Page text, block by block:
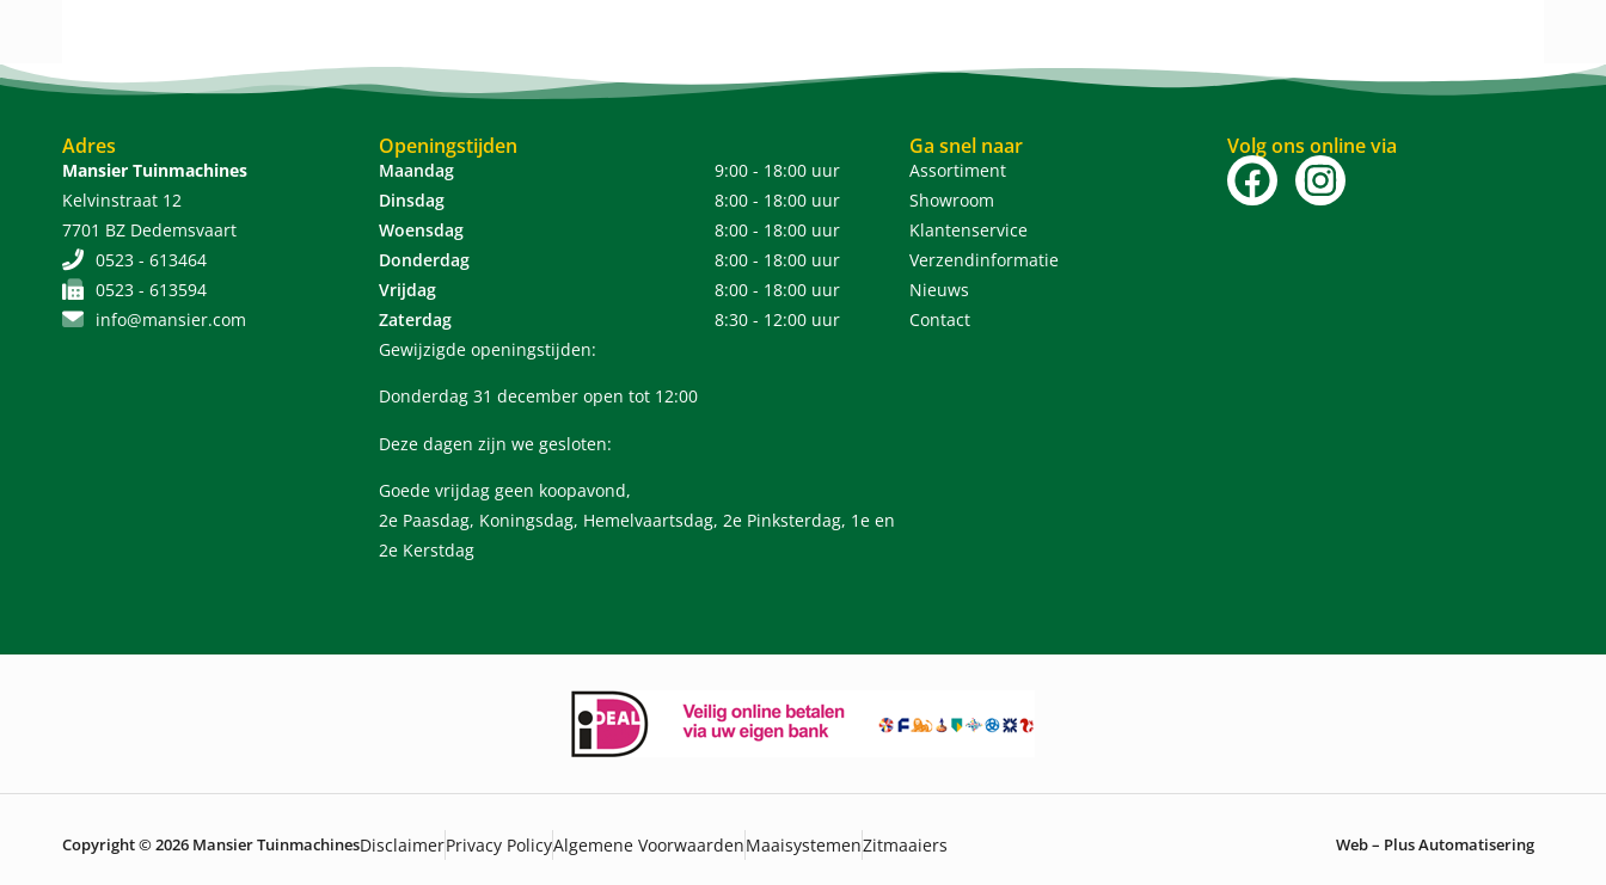
Adres
Mansier Tuinmachines
Kelvinstraat 12
7701 BZ Dedemsvaart
0523 - 613464
0523 - 613594
info@mansier.com
Openingstijden
Maandag
9:00 - 18:00 uur
Dinsdag
8:00 - 18:00 uur
Woensdag
8:00 - 18:00 uur
Donderdag
8:00 - 18:00 uur
Vrijdag
8:00 - 18:00 uur
Zaterdag
8:30 - 12:00 uur
Gewijzigde openingstijden:
Donderdag 31 december open tot 12:00
Deze dagen zijn we gesloten:
Goede vrijdag geen koopavond,
2e Paasdag, Koningsdag, Hemelvaartsdag, 2e Pinksterdag, 1e en
2e Kerstdag
Ga snel naar
Assortiment
Showroom
Klantenservice
Verzendinformatie
Nieuws
Contact
Volg ons online via
Copyright © 2026 Mansier TuinmachinesDisclaimerPrivacy PolicyAlgemene VoorwaardenMaaisystemenZitmaaiers Web – Plus Automatisering